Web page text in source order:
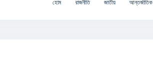
হোম রাজনীতি জাতীয় আন্তর্জাতিক